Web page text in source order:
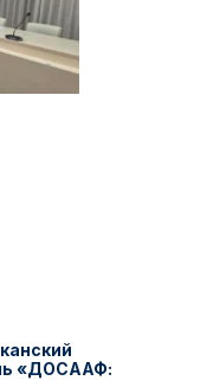
«ДОСААФ: